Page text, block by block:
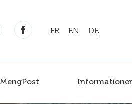
MengPost
FR EN DE